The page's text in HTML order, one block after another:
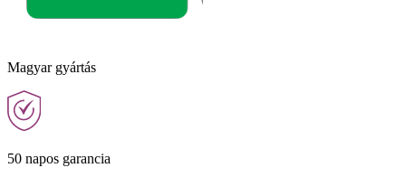
Magyar gyártás
50 napos garancia